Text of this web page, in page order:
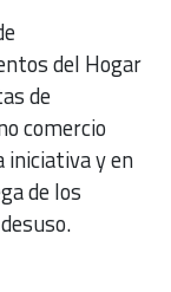
del Hogar
de
comercio
iniciativa y en
de los